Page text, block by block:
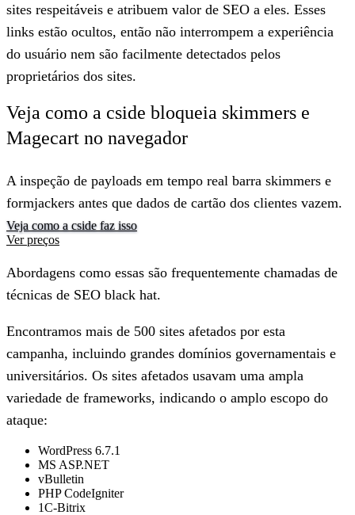
sites respeitáveis e atribuem valor de SEO a eles. Esses
links estão ocultos, então não interrompem a experiência
do usuário nem são facilmente detectados pelos
proprietários dos sites.
Veja como a cside bloqueia skimmers e
Magecart no navegador
A inspeção de payloads em tempo real barra skimmers e
formjackers antes que dados de cartão dos clientes vazem.
Veja como a cside faz isso
Ver preços
Abordagens como essas são frequentemente chamadas de
técnicas de SEO black hat.
Encontramos mais de 500 sites afetados por esta
campanha, incluindo grandes domínios governamentais e
universitários. Os sites afetados usavam uma ampla
variedade de frameworks, indicando o amplo escopo do
ataque:
WordPress 6.7.1
MS ASP.NET
vBulletin
PHP CodeIgniter
1C-Bitrix